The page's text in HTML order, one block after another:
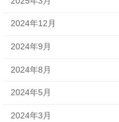
2024年12月
2024年9月
2024年8月
2024年5月
2024年3月